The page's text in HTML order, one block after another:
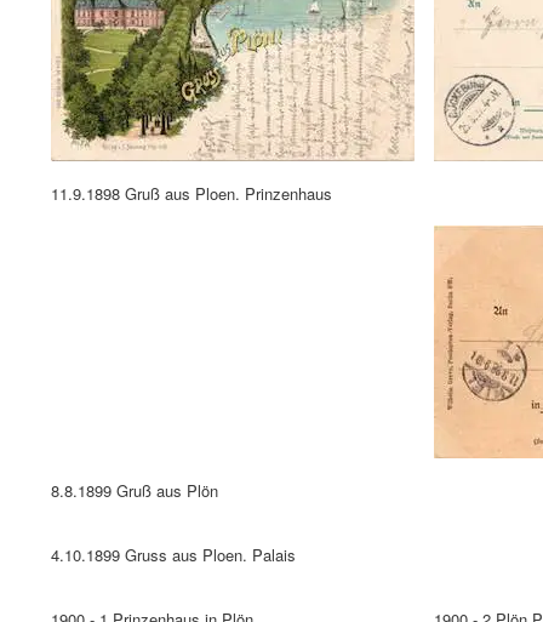
11.9.1898 Gruß aus Ploen. Prinzenhaus
8.8.1899 Gruß aus Plön
4.10.1899 Gruss aus Ploen. Palais